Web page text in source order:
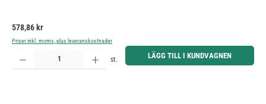
Ordinarie pris:
578,86 kr
Priser inkl. moms, plus leveranskostnader
Produktkvantitet: Ange önskat belopp eller använd knapparna för att öka eller minska kvantiteten.
st. LÄGG TILL I KUNDVAGNEN